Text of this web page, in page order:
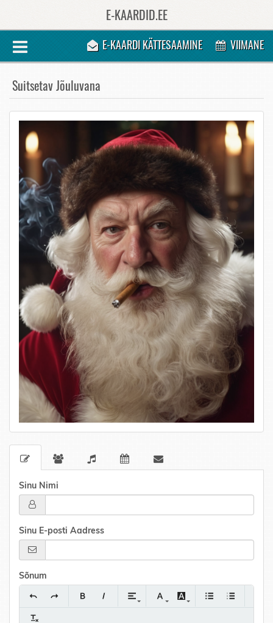
E-KAARDID.EE
E-KAARDI KÄTTESAAMINE VIIMANE
Suitsetav Jõuluvana
Sinu Nimi
Sinu E-posti Aadress
Sõnum